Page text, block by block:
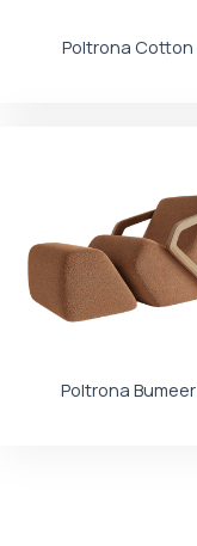
Poltrona Cotton
Poltrona Bumeer